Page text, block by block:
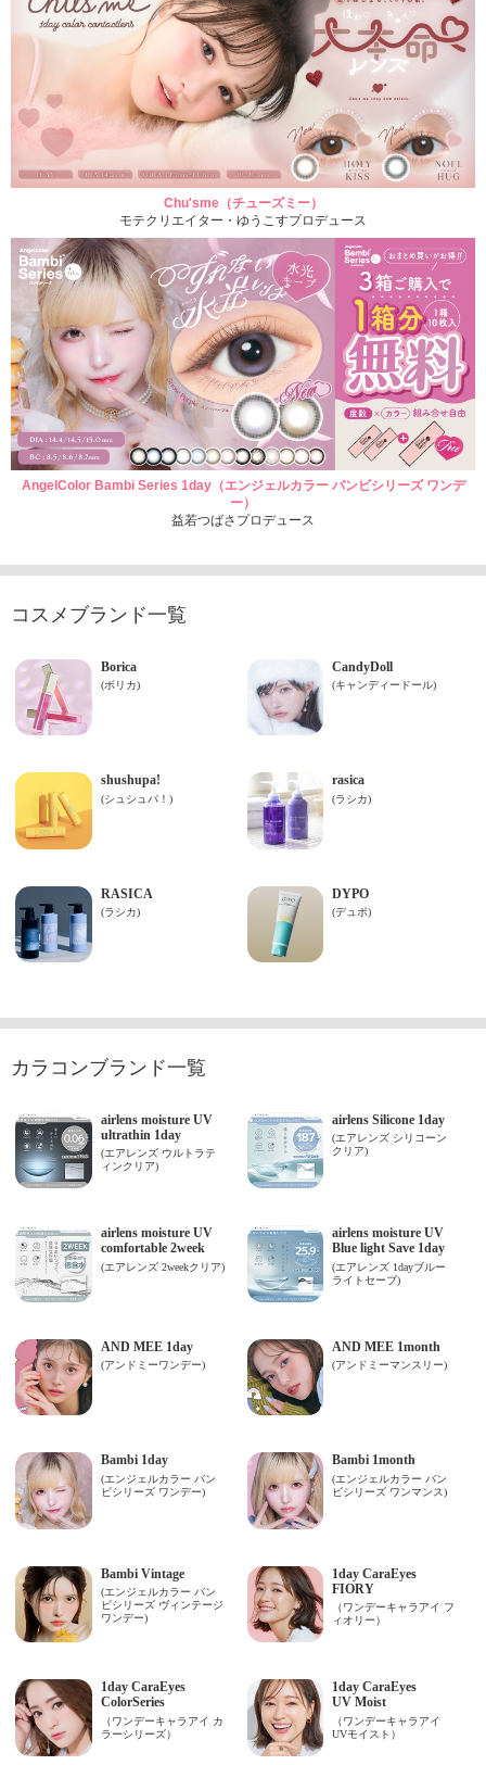
Chu'sme（チューズミー）
モテクリエイター・ゆうこすプロデュース
AngelColor Bambi Series 1day（エンジェルカラー バンビシリーズ ワンデ
ー）
益若つばさプロデュース
コスメブランド一覧
カラコンブランド一覧